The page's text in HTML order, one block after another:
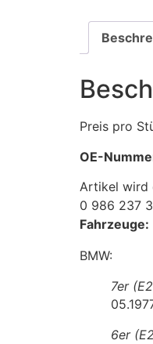
Preis pro
OE-
Artikel wird
0 986 237
Fahrzeuge:
BMW:
7er
6er